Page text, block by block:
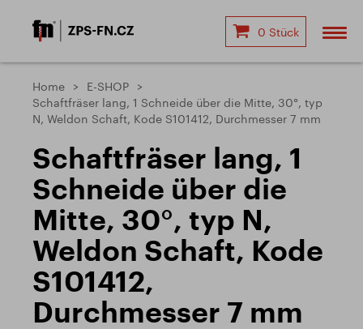
0 Stück
Home
E-SHOP
Schaftfräser lang, 1 Schneide über die Mitte, 30°, typ
N, Weldon Schaft, Kode S101412, Durchmesser 7 mm
Schaftfräser lang, 1
Schneide über die
Mitte, 30°, typ N,
Weldon Schaft, Kode
S101412,
Durchmesser 7 mm